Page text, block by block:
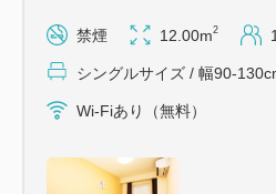
禁煙 12.00m2
シングルサイズ / 幅90-
Wi-Fiあり（無料）